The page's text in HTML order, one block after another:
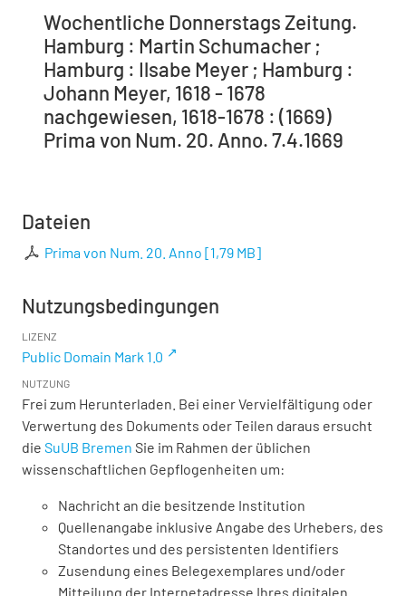
Wochentliche Donnerstags Zeitung.
Hamburg : Martin Schumacher ;
Hamburg : Ilsabe Meyer ; Hamburg :
Johann Meyer, 1618 - 1678
nachgewiesen, 1618-1678 : (1669)
Prima von Num. 20. Anno. 7.4.1669
Dateien
Prima von Num. 20. Anno [1,79 MB]
Nutzungsbedingungen
LIZENZ
Public Domain Mark 1.0
NUTZUNG
Frei zum Herunterladen. Bei einer Vervielfältigung oder
Verwertung des Dokuments oder Teilen daraus ersucht
die SuUB Bremen Sie im Rahmen der üblichen
wissenschaftlichen Gepflogenheiten um:
Nachricht an die besitzende Institution
Quellenangabe inklusive Angabe des Urhebers, des
Standortes und des persistenten Identifiers
Zusendung eines Belegexemplares und/oder
Mitteilung der Internetadresse Ihres digitalen